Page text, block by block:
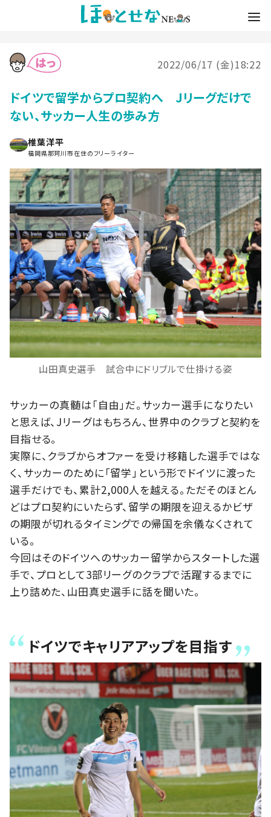
2022/06/17 (金)18:22
ドイツで留学からプロ契約へ Jリーグだけで
ない、サッカー人生の歩み方
椎葉洋平
福岡県那珂川市在住のフリーライター
山田真史選手 試合中にドリブルで仕掛ける姿
サッカーの真髄は「自由」だ。サッカー選手になりたい
と思えば、Jリーグはもちろん、世界中のクラブと契約を
目指せる。
実際に、クラブからオファーを受け移籍した選手ではな
く、サッカーのために「留学」という形でドイツに渡った
選手だけでも、累計2,000人を越える。ただそのほとん
どはプロ契約にいたらず、留学の期限を迎えるかビザ
の期限が切れるタイミングでの帰国を余儀なくされて
いる。
今回はそのドイツへのサッカー留学からスタートした選
手で、プロとして3部リーグのクラブで活躍するまでに
上り詰めた、山田真史選手に話を聞いた。
ドイツでキャリアアップを目指す